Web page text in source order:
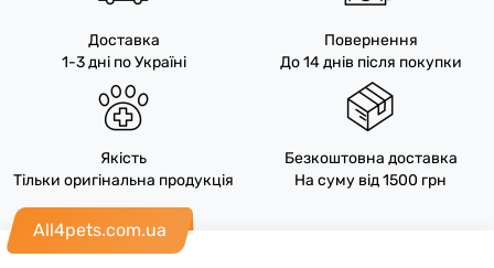
Доставка
1-3 дні по Україні
Повернення
До 14 днів після покупки
Якість
Тільки оригінальна продукція
Безкоштовна доставка
На суму від 1500 грн
All4pets.com.ua